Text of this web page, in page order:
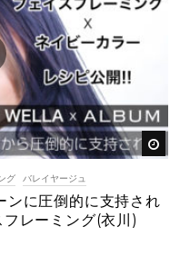
グ バレイヤージュ
ンに圧倒的に支持され
フレーミング(衣川)